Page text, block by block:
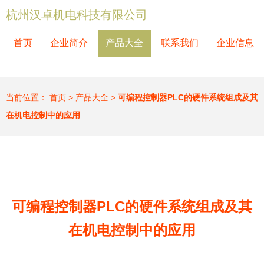
杭州汉卓机电科技有限公司
首页 企业简介 产品大全 联系我们 企业信息
当前位置： 首页 > 产品大全 > 可编程控制器PLC的硬件系统组成及其
在机电控制中的应用
可编程控制器PLC的硬件系统组成及其
在机电控制中的应用